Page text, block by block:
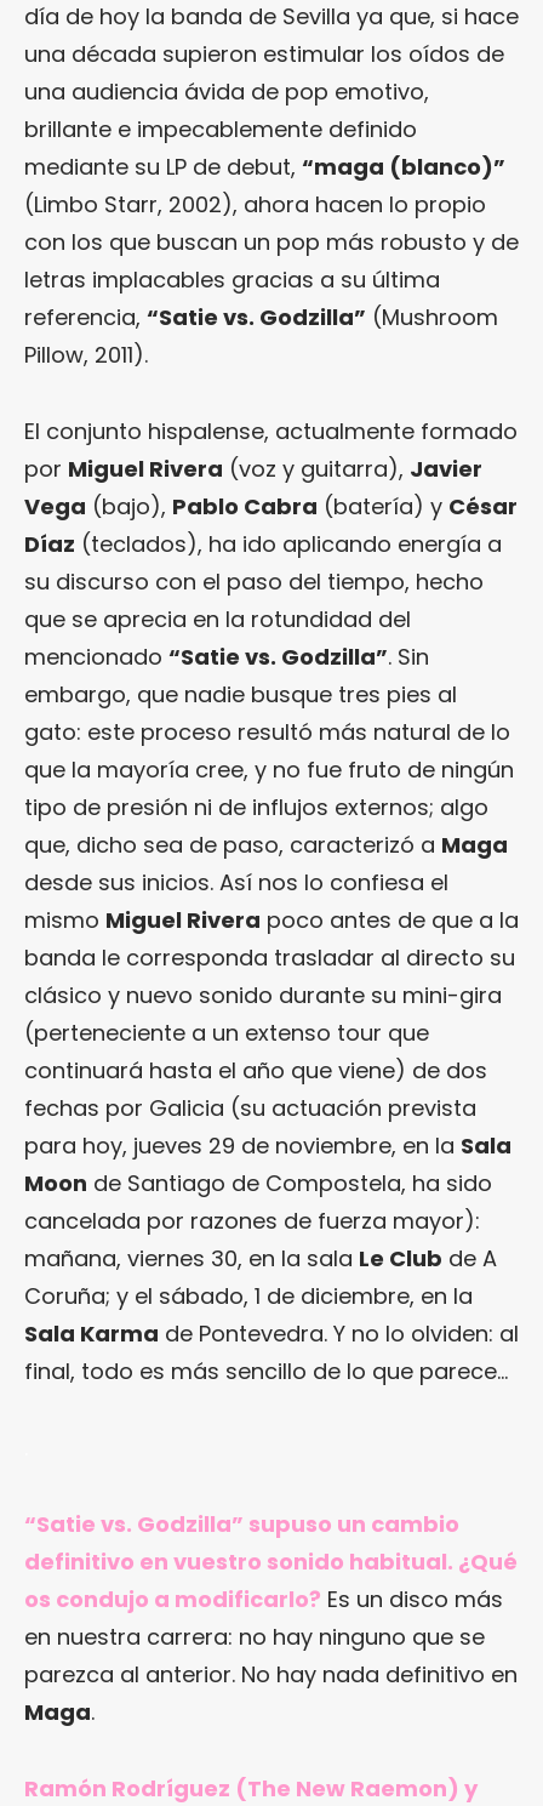
día de hoy la banda de Sevilla ya que, si hace
una década supieron estimular los oídos de
una audiencia ávida de pop emotivo,
brillante e impecablemente definido
mediante su LP de debut, “maga (blanco)”
(Limbo Starr, 2002), ahora hacen lo propio
con los que buscan un pop más robusto y de
letras implacables gracias a su última
referencia, “Satie vs. Godzilla” (Mushroom
Pillow, 2011).
El conjunto hispalense, actualmente formado
por Miguel Rivera (voz y guitarra), Javier
Vega (bajo), Pablo Cabra (batería) y César
Díaz (teclados), ha ido aplicando energía a
su discurso con el paso del tiempo, hecho
que se aprecia en la rotundidad del
mencionado “Satie vs. Godzilla”. Sin
embargo, que nadie busque tres pies al
gato: este proceso resultó más natural de lo
que la mayoría cree, y no fue fruto de ningún
tipo de presión ni de influjos externos; algo
que, dicho sea de paso, caracterizó a Maga
desde sus inicios. Así nos lo confiesa el
mismo Miguel Rivera poco antes de que a la
banda le corresponda trasladar al directo su
clásico y nuevo sonido durante su mini-gira
(perteneciente a un extenso tour que
continuará hasta el año que viene) de dos
fechas por Galicia (su actuación prevista
para hoy, jueves 29 de noviembre, en la Sala
Moon de Santiago de Compostela, ha sido
cancelada por razones de fuerza mayor):
mañana, viernes 30, en la sala Le Club de A
Coruña; y el sábado, 1 de diciembre, en la
Sala Karma de Pontevedra. Y no lo olviden: al
final, todo es más sencillo de lo que parece…
“Satie vs. Godzilla” supuso un cambio
definitivo en vuestro sonido habitual. ¿Qué
os condujo a modificarlo? Es un disco más
en nuestra carrera: no hay ninguno que se
parezca al anterior. No hay nada definitivo en
Maga.
Ramón Rodríguez (The New Raemon) y